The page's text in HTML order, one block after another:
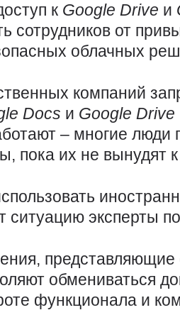
к Google Drive и
сотрудников от
облачных
компаний
Docs и Google Drive
– многие люди
пока их не вынудят к
эксперты
представляющие
обмениваться
функционала и